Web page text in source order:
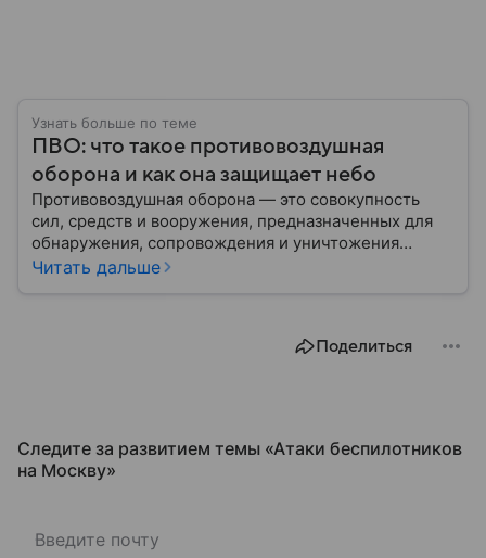
Узнать больше по теме
ПВО: что такое противовоздушная
оборона и как она защищает небо
Противовоздушная оборона — это совокупность
сил, средств и вооружения, предназначенных для
обнаружения, сопровождения и уничтожения
средств воздушного нападения. Современные
Читать дальше
Поделиться
Следите за развитием темы «Атаки беспилотников
на Москву»